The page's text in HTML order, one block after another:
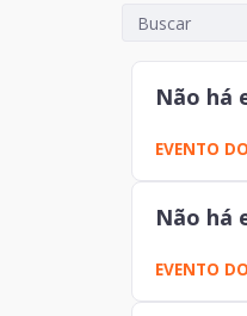
Não há
EVENTO
Não há
EVENTO